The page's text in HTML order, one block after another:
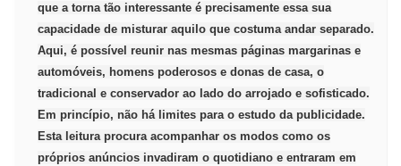
que a torna tão interessante é precisamente essa sua
capacidade de misturar aquilo que costuma andar separado.
Aqui, é possível reunir nas mesmas páginas margarinas e
automóveis, homens poderosos e donas de casa, o
tradicional e conservador ao lado do arrojado e sofisticado.
Em princípio, não há limites para o estudo da publicidade.
Esta leitura procura acompanhar os modos como os
próprios anúncios invadiram o quotidiano e entraram em